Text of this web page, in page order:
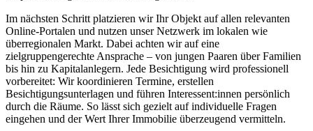
Im nächsten Schritt platzieren wir Ihr Objekt auf allen relevanten
Online-Portalen und nutzen unser Netzwerk im lokalen wie
überregionalen Markt. Dabei achten wir auf eine
zielgruppengerechte Ansprache – von jungen Paaren über Familien
bis hin zu Kapitalanlegern. Jede Besichtigung wird professionell
vorbereitet: Wir koordinieren Termine, erstellen
Besichtigungsunterlagen und führen Interessent:innen persönlich
durch die Räume. So lässt sich gezielt auf individuelle Fragen
eingehen und der Wert Ihrer Immobilie überzeugend vermitteln.